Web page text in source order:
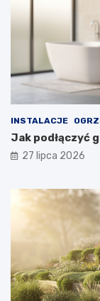
INSTALACJE
Jak podłączyć
27 lipca 2026